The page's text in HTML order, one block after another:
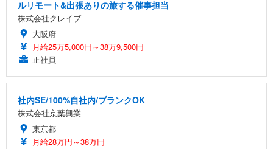
ルリモート&出張ありの旅する催事担当
株式会社クレイブ
大阪府
月給25万5,000円～38万9,500円
正社員
社内SE/100%自社内/ブランクOK
株式会社京葉興業
東京都
月給28万円～38万円